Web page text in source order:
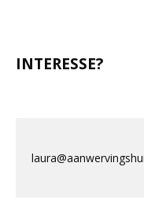
INTERESSE?